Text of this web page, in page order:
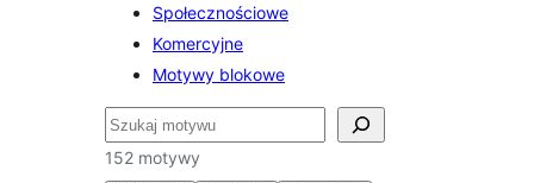
Społecznościowe
Komercyjne
Motywy blokowe
Szukaj
152 motywy